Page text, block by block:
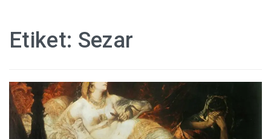
HABERLER
Etiket: Sezar